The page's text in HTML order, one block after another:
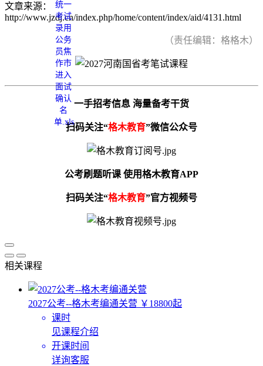
文章来源：
http://www.jzdj.cn/index.php/home/content/index/aid/4131.html
（责任编辑：格格木）
一手招考信息 海量备考干货
扫码关注“格木教育”微信公众号
公考刷题听课 使用格木教育APP
扫码关注“格木教育”官方视频号
相关课程
2027公考--格木考编通关营 ￥18800起
课时
见课程介绍
开课时间
详询客服